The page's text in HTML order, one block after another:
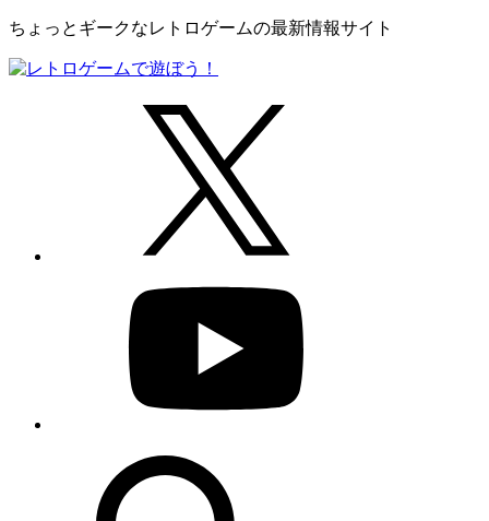
ちょっとギークなレトロゲームの最新情報サイト